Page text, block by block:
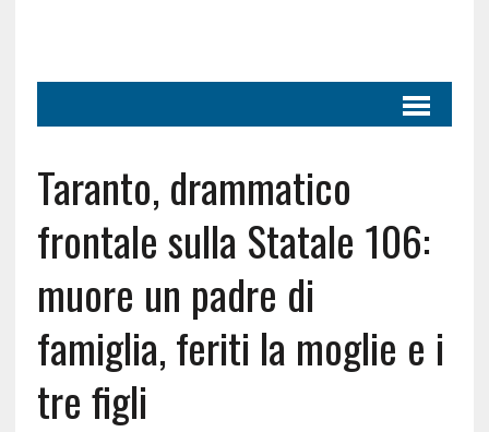
Taranto, drammatico
frontale sulla Statale 106:
muore un padre di
famiglia, feriti la moglie e i
tre figli